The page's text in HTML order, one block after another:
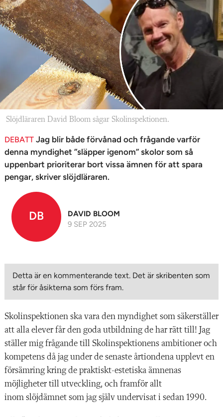
Slöjdläraren David Bloom sågar Skolinspektionen.
DEBATT Jag blir både förvånad och frågande varför
denna myndighet ”släpper igenom” skolor som så
uppenbart prioriterar bort vissa ämnen för att spara
pengar, skriver slöjdläraren.
DB
DAVID BLOOM
9 SEP 2025
Detta är en kommenterande text. Det är skribenten som
står för åsikterna som förs fram.
Skolinspektionen ska vara den myndighet som säkerställer
att alla elever får den goda utbildning de har rätt till! Jag
ställer mig frågande till Skolinspektionens ambitioner och
kompetens då jag under de senaste årtiondena upplevt en
försämring kring de praktiskt-estetiska ämnenas
möjligheter till utveckling, och framför allt
inom slöjdämnet som jag själv undervisat i sedan 1990.